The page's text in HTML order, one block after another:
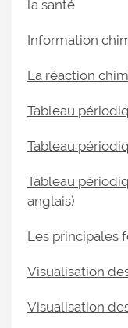
la santé
Information
La réaction
Tableau
Tableau
Tableau
anglais)
Les principales
Visualisation
Visualisation